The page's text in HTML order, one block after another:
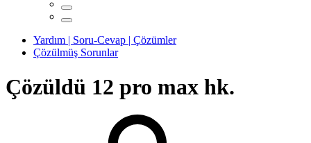
Yardım | Soru-Cevap | Çözümler
Çözülmüş Sorunlar
Çözüldü 12 pro max hk.